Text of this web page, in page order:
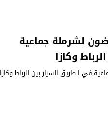
لشرملة جماعية
وكازا